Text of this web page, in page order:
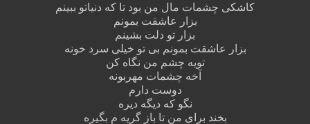
کاشکی چشمات مال من بود تا که دنیاتو ببینم
بزار عاشقت بمونم
بزار تو دلت بشینم
بزار عاشقت بمونم بی تو خیلی سرد خونه
تویه چشم من نگاه کن
آخه چشمات مهربونه
دوست دارم
نگو که دیگه دیره
بخند برای من تا باز گریه م بگیره